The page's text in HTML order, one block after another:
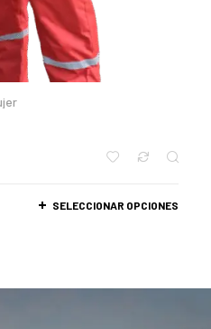
SELECCIONAR OPCIONES